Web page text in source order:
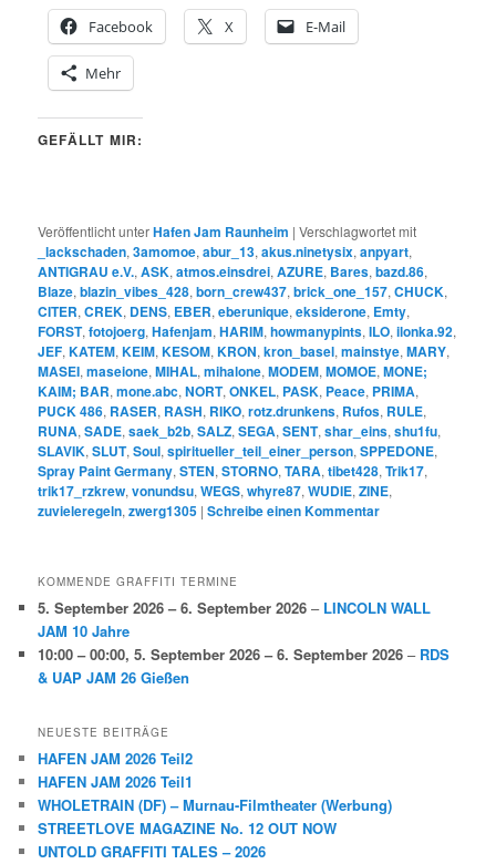
Facebook X E-Mail
Mehr
GEFÄLLT MIR:
Veröffentlicht unterHafen Jam Raunheim |Verschlagwortet mit
_lackschaden,3amomoe,abur_13,akus.ninetysix,anpyart,
ANTIGRAU e.V.,ASK,atmos.einsdrei,AZURE, Bares,bazd.86,
Blaze,blazin_vibes_428,born_crew437,brick_one_157,CHUCK,
CITER,CREK, DENS, EBER,eberunique,eksiderone, Emty,
FORST,fotojoerg,Hafenjam,HARIM,howmanypints,ILO,ilonka.92,
JEF,KATEM,KEIM,KESOM,KRON,kron_basel,mainstye,MARY,
MASEI,maseione,MIHAL,mihalone,MODEM,MOMOE,MONE;
KAIM; BAR,mone.abc,NORT,ONKEL, PASK, Peace, PRIMA,
PUCK 486, RASER, RASH, RIKO,rotz.drunkens, Rufos, RULE,
RUNA,SADE,saek_b2b,SALZ,SEGA,SENT,shar_eins,shu1fu,
SLAVIK,SLUT,Soul,spiritueller_teil_einer_person,SPPEDONE,
Spray Paint Germany,STEN,STORNO,TARA,tibet428,Trik17,
trik17_rzkrew,vonundsu,WEGS,whyre87,WUDIE,ZINE,
zuvieleregeln,zwerg1305 |Schreibe einen Kommentar
KOMMENDE GRAFFITI TERMINE
5. September 2026 – 6. September 2026 – LINCOLN WALL
JAM 10 Jahre
10:00 – 00:00,5. September 2026 – 6. September 2026 – RDS
& UAP JAM 26 Gießen
NEUESTE BEITRÄGE
HAFEN JAM 2026 Teil2
HAFEN JAM 2026 Teil1
WHOLETRAIN (DF) – Murnau-Filmtheater (Werbung)
STREETLOVE MAGAZINE No. 12 OUT NOW
UNTOLD GRAFFITI TALES – 2026